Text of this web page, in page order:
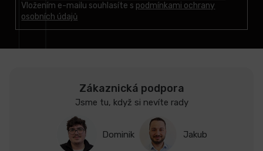
Vložením e-mailu souhlasíte s podmínkami ochrany
osobních údajů
Zákaznická podpora
Jsme tu, když si nevíte rady
Dominik Jakub